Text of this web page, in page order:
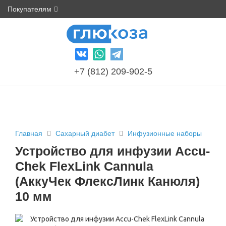
Покупателям
+7 (812) 209-902-5
Главная Сахарный диабет Инфузионные наборы
Устройство для инфузии Accu-
Chek FlexLink Cannula
(АккуЧек ФлексЛинк Канюля)
10 мм